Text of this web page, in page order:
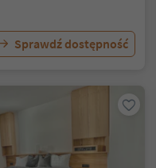
Sprawdź dostępność